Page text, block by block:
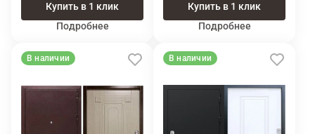
Купить в 1 клик
Подробнее
Купить в 1 клик
Подробнее
В наличии В наличии